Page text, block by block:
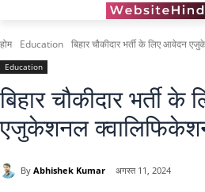
होम Education बिहार चौकीदार भर्ती के लिए आवेदन
Education
बिहार चौकीदार भर्ती
एजुकेशनल
By Abhishek Kumar अगस्त 11, 2024